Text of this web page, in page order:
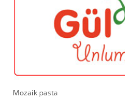
Mozaik pasta